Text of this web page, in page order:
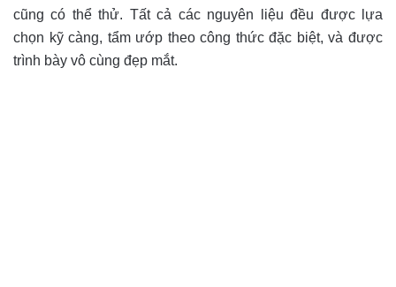
cũng có thể thử. Tất cả các nguyên liệu đều được lựa
chọn kỹ càng, tẩm ướp theo công thức đặc biệt, và được
trình bày vô cùng đẹp mắt.